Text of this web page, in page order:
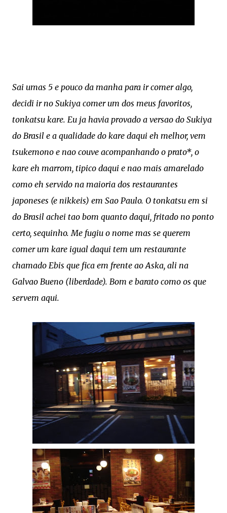
Sai umas 5 e pouco da manha para ir comer algo,
decidi ir no Sukiya comer um dos meus favoritos,
tonkatsu kare. Eu ja havia provado a versao do Sukiya
do Brasil e a qualidade do kare daqui eh melhor, vem
tsukemono e nao couve acompanhando o prato*, o
kare eh marrom, tipico daqui e nao mais amarelado
como eh servido na maioria dos restaurantes
japoneses (e nikkeis) em Sao Paulo. O tonkatsu em si
do Brasil achei tao bom quanto daqui, fritado no ponto
certo, sequinho. Me fugiu o nome mas se querem
comer um kare igual daqui tem um restaurante
chamado Ebis que fica em frente ao Aska, ali na
Galvao Bueno (liberdade). Bom e barato como os que
servem aqui.